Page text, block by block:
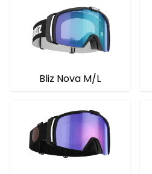
Bliz Nova M/L